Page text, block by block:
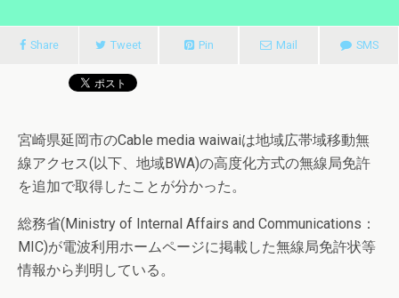
Share Tweet Pin Mail SMS
宮崎県延岡市のCable media waiwaiは地域広帯域移動無
線アクセス(以下、地域BWA)の高度化方式の無線局免許
を追加で取得したことが分かった。
総務省(Ministry of Internal Affairs and Communications：
MIC)が電波利用ホームページに掲載した無線局免許状等
情報から判明している。